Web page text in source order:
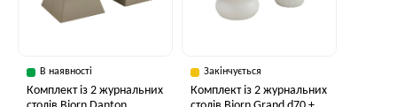
В наявності
Комплект із 2 журнальних
Закінчується
Комплект із 2 журнальних